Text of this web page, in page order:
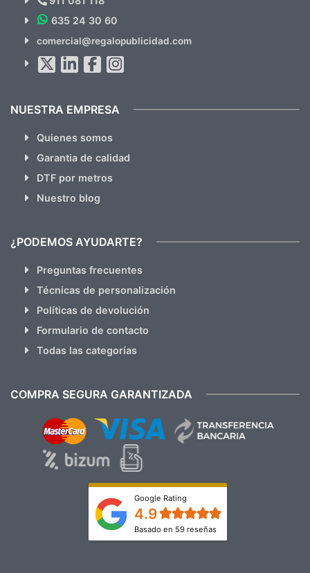
hacemos Spam)
635 24 30 60
comercial@regalopublicidad.com
NUESTRA EMPRESA
Quienes somos
Garantia de calidad
DTF por metros
Nuestro blog
¿PODEMOS AYUDARTE?
Preguntas frecuentes
Técnicas de personalización
Políticas de devolución
Formulario de contacto
Todas las categorías
COMPRA SEGURA GARANTIZADA
Google Rating
4.9
Basado en 59 reseñas